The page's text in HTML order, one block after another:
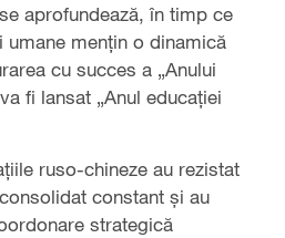
aprofundează, în timp ce
mențin o dinamică
cu succes a „Anului
fi lansat „Anul educației
ruso-chineze au rezistat
constant și au
strategică